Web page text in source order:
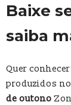
Baixe
saiba
Quer
produzidos
de outono